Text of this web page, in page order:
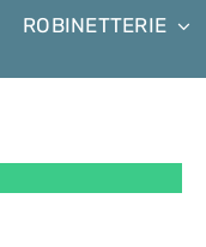
ROBINETTERIE